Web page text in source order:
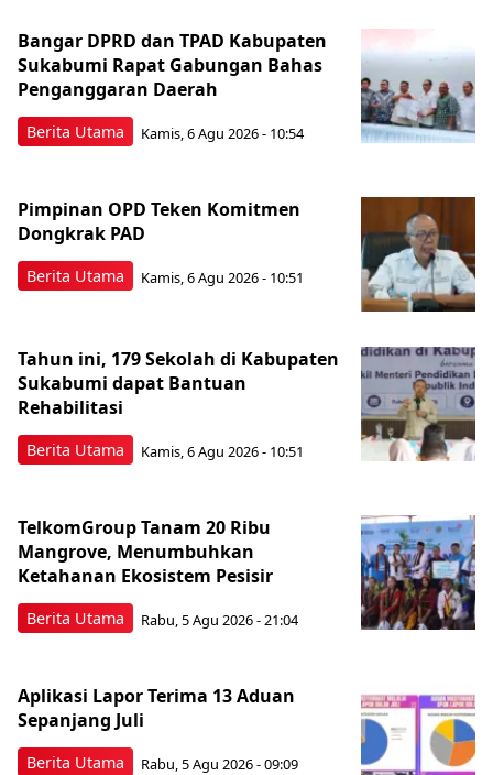
Berita Utama
Bangar DPRD dan TPAD Kabupaten
Sukabumi Rapat Gabungan Bahas
Penganggaran Daerah
Kamis, 6 Agu 2026 - 10:54
Berita Utama
Pimpinan OPD Teken Komitmen
Dongkrak PAD
Kamis, 6 Agu 2026 - 10:51
Berita Utama
Tahun ini, 179 Sekolah di Kabupaten
Sukabumi dapat Bantuan
Rehabilitasi
Kamis, 6 Agu 2026 - 10:51
Berita Utama
TelkomGroup Tanam 20 Ribu
Mangrove, Menumbuhkan
Ketahanan Ekosistem Pesisir
Rabu, 5 Agu 2026 - 21:04
Berita Utama
Aplikasi Lapor Terima 13 Aduan
Sepanjang Juli
Rabu, 5 Agu 2026 - 09:09